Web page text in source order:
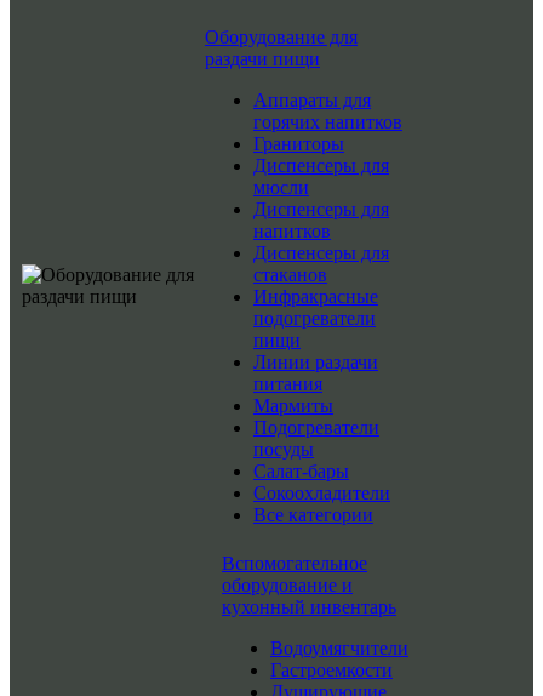
Оборудование для
раздачи пищи
Аппараты для
горячих напитков
Граниторы
Диспенсеры для
мюсли
Диспенсеры для
напитков
Диспенсеры для
стаканов
Инфракрасные
подогреватели
пищи
Линии раздачи
питания
Мармиты
Подогреватели
посуды
Салат-бары
Сокоохладители
Все категории
Вспомогательное
оборудование и
кухонный инвентарь
Водоумягчители
Гастроемкости
Душирующие